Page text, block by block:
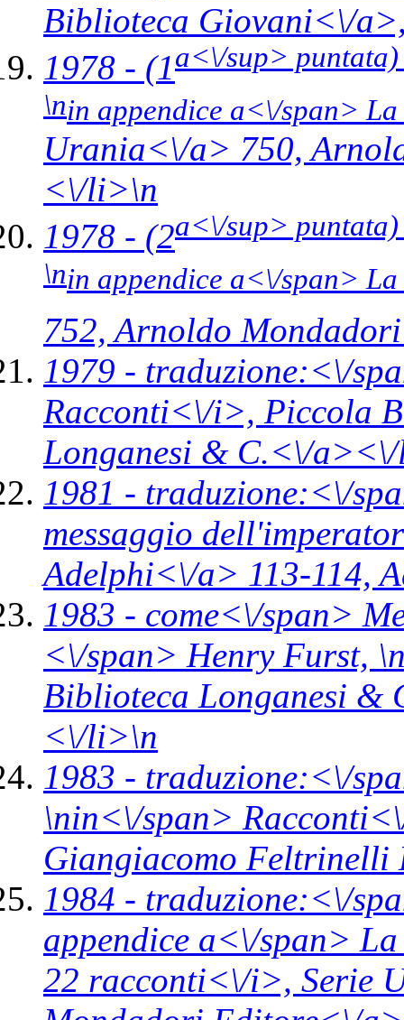
Biblioteca Giovani<\/
1978 - (1a<\/sup>
\nin appendice a<\/span>
Urania<\/a> 750,
<\/li>\n
1978 - (2a<\/sup>
\nin appendice a<\/span>
752,Arnoldo
1979 - traduzione:<\/
Racconti<\/i>, Piccola
Longanesi & C.<\/
1981 - traduzione:<\/
messaggio
Adelphi<\/a> 113-114,
1983 - come<\/span>
<\/span> Henry Furst,
Biblioteca Longanesi
<\/li>\n
1983 - traduzione:<\/
\nin<\/span>
Giangiacomo
1984 - traduzione:<\/
appendice a<\/span>
22 racconti<\/i>, Serie